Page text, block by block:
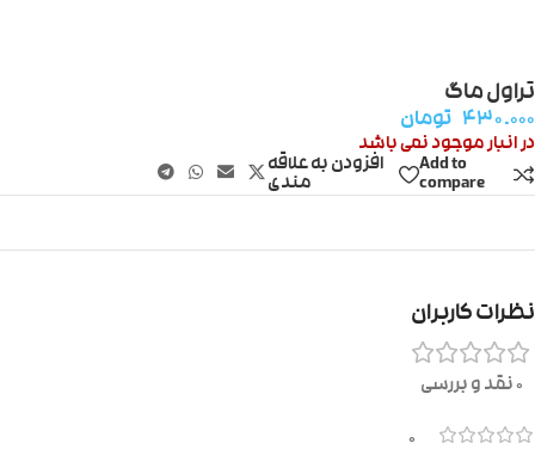
تراول ماگ
۴۳۰.۰۰۰ تومان
در انبار موجود نمی باشد
Add to
compare
افزودن به علاقه
مندی
نظرات کاربران
0 نقد و بررسی
0